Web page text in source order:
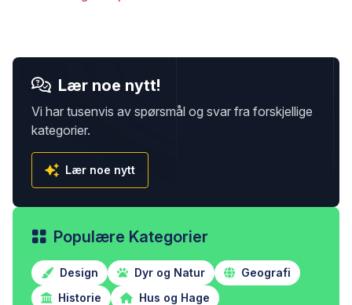
Lær noe nytt!
Vi har tusenvis av spørsmål og svar fra forskjellige
kategorier.
Lær noe nytt
Populære Kategorier
Design Dyr og Natur
Geografi
Historie
Hus og Hage